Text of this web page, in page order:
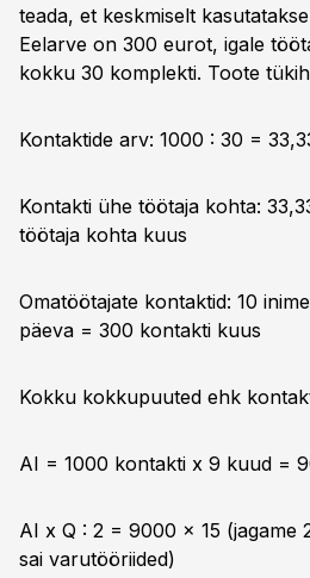
teada, et keskmiselt
Eelarve on 300 eurot, igale
kokku 30 komplekti. Toote
Kontaktide arv: 1000 : 30 =
Kontakti ühe töötaja kohta:
töötaja kohta kuus
Omatöötajate kontaktid: 10
päeva = 300 kontakti kuus
Kokku kokkupuuted ehk
AI = 1000 kontakti x 9 kuud =
AI x Q : 2 = 9000 x 15 (jagame
sai varutööriided)